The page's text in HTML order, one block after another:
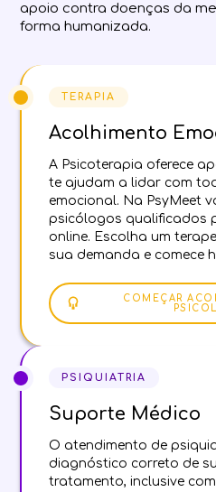
apoio contra doenças da
forma humanizada.
TERAPIA
Acolhimento
A Psicoterapia oferece
te ajudam a lidar com
emocional. Na PsyMeet
psicólogos qualificados
online. Escolha um
sua demanda e comece
COMEÇAR
PSIQUIATRIA
Suporte Médico
O atendimento de
diagnóstico correto de
tratamento, inclusive